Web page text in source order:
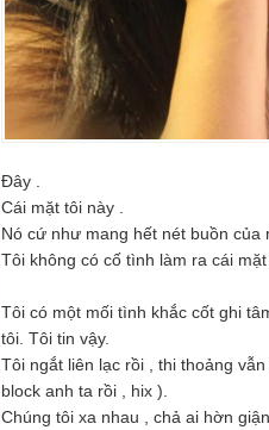
Đây .
Cái mặt tôi này .
Nó cứ như mang hết nét buồn của
Tôi không có cố tình làm ra cái
Tôi có một mối tình khắc cốt ghi
tôi. Tôi tin vậy.
Tôi ngắt liên lạc rồi , thi thoảng
block anh ta rồi , hix ).
Chúng tôi xa nhau , chả ai hờn